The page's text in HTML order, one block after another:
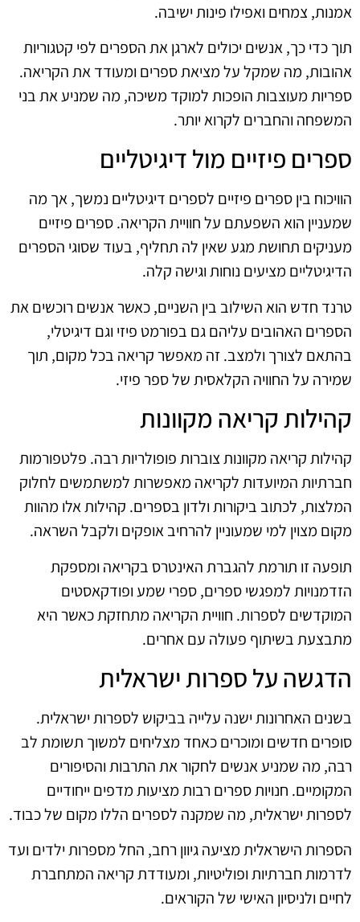
אמנות, צמחים ואפילו פינות ישיבה.
תוך כדי כך, אנשים יכולים לארגן את הספרים לפי קטגוריות
אהובות, מה שמקל על מציאת ספרים ומעודד את הקריאה.
ספריות מעוצבות הופכות למוקד משיכה, מה שמניע את בני
המשפחה והחברים לקרוא יותר.
ספרים פיזיים מול דיגיטליים
הוויכוח בין ספרים פיזיים לספרים דיגיטליים נמשך, אך מה
שמעניין הוא השפעתם על חוויית הקריאה. ספרים פיזיים
מעניקים תחושת מגע שאין לה תחליף, בעוד שסוגי הספרים
הדיגיטליים מציעים נוחות וגישה קלה.
טרנד חדש הוא השילוב בין השניים, כאשר אנשים רוכשים את
הספרים האהובים עליהם גם בפורמט פיזי וגם דיגיטלי,
בהתאם לצורך ולמצב. זה מאפשר קריאה בכל מקום, תוך
שמירה על החוויה הקלאסית של ספר פיזי.
קהילות קריאה מקוונות
קהילות קריאה מקוונות צוברות פופולריות רבה. פלטפורמות
חברתיות המיועדות לקריאה מאפשרות למשתמשים לחלוק
המלצות, לכתוב ביקורות ולדון בספרים. קהילות אלו מהוות
מקום מצוין למי שמעוניין להרחיב אופקים ולקבל השראה.
תופעה זו תורמת להגברת האינטרס בקריאה ומספקת
הזדמנויות למפגשי ספרים, ספרי שמע ופודקאסטים
המוקדשים לספרות. חוויית הקריאה מתחזקת כאשר היא
מתבצעת בשיתוף פעולה עם אחרים.
הדגשה על ספרות ישראלית
בשנים האחרונות ישנה עלייה בביקוש לספרות ישראלית.
סופרים חדשים ומוכרים כאחד מצליחים למשוך תשומת לב
רבה, מה שמניע אנשים לחקור את התרבות והסיפורים
המקומיים. חנויות ספרים רבות מציעות מדפים ייחודיים
לספרות ישראלית, מה שמקנה לספרים הללו מקום של כבוד.
הספרות הישראלית מציעה גיוון רחב, החל מספרות ילדים ועד
לדרמות חברתיות ופוליטיות, ומעודדת קריאה המתחברת
לחיים ולניסיון האישי של הקוראים.